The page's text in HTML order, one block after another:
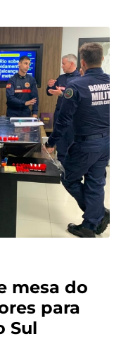
mesa do
para
Sul